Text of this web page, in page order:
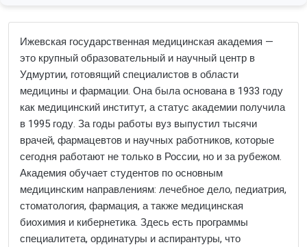
Ижевская государственная медицинская академия —
это крупный образовательный и научный центр в
Удмуртии, готовящий специалистов в области
медицины и фармации. Она была основана в 1933 году
как медицинский институт, а статус академии получила
в 1995 году. За годы работы вуз выпустил тысячи
врачей, фармацевтов и научных работников, которые
сегодня работают не только в России, но и за рубежом.
Академия обучает студентов по основным
медицинским направлениям: лечебное дело, педиатрия,
стоматология, фармация, а также медицинская
биохимия и кибернетика. Здесь есть программы
специалитета, ординатуры и аспирантуры, что